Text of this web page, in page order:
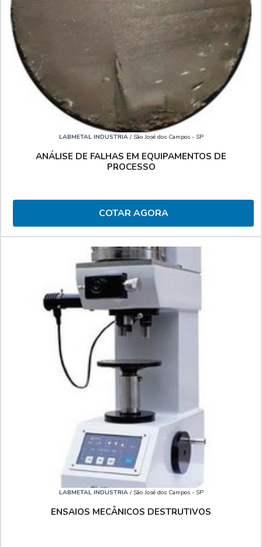
LABMETAL INDUSTRIA/ São José dos Campos - SP
ANÁLISE DE FALHAS EM EQUIPAMENTOS DE
PROCESSO
COTAR AGORA
LABMETAL INDUSTRIA/ São José dos Campos - SP
ENSAIOS MECÂNICOS DESTRUTIVOS